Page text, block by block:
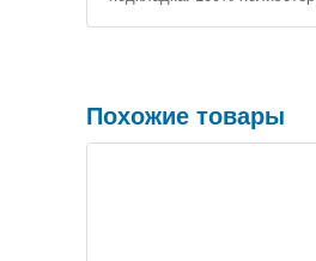
Похожие товары